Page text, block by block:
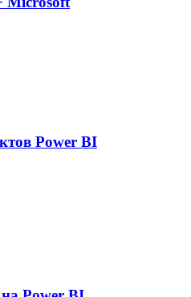
Power BI